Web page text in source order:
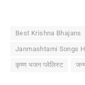
Best Krishna Bhajans
Janmashtami Songs
कृष्ण भजन प्लेलिस्ट